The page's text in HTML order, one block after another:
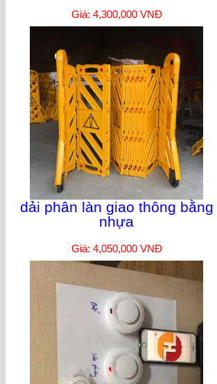
Giá: 4,300,000 VNĐ
dải phân làn giao thông bằng
nhựa
Giá: 4,050,000 VNĐ